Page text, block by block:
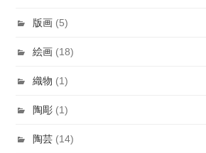
版画 (5)
絵画 (18)
織物 (1)
陶彫 (1)
陶芸 (14)